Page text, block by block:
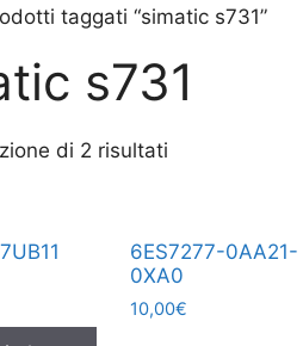
taggati “simatic s731”
s731
di 2 risultati
6ES7277-0AA21-
0XA0
10,00€